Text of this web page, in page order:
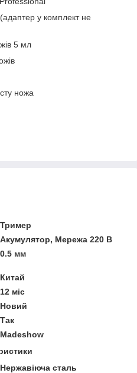
у комплект не
5 мл
ножа
Тример
Акумулятор, Мережа 220 В
0.5 мм
Китай
12 міс
Новий
Так
Madeshow
Нержавіюча сталь